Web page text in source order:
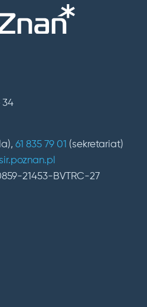
34
61 835 79 01 (sekretariat)
21453-BVTRC-27
FacebookYouTube
w serwisie Instagram